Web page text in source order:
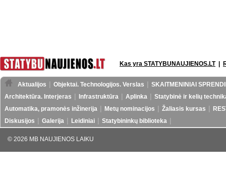
Kas yra STATYBUNAUJIENOS.LT|
Aktualijos Objektai. Technologijos. Verslas
SKAITMENINIAI
Architektūra. Interjeras
Infrastruktūra Aplinka
Statybinė ir kelių
Automatika, pramonės inžinerija
Metų nominacijos Žaliasis kursas
Diskusijos
Galerija Leidiniai Statybininkų biblioteka
© 2026 MB NAUJIENOS LAIKU